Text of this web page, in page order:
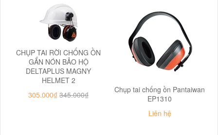
CHỤP TAI RỜI CHỐNG ỒN
GẮN NÓN BẢO HỘ
DELTAPLUS MAGNY
HELMET 2
305.000₫ 345.000₫
Chụp tai chống ồn Pantaiwan
EP1310
Liên hệ